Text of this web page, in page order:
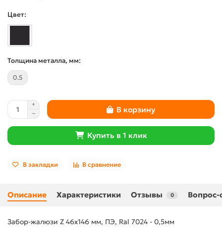
Цвет:
Толщина металла, мм:
0.5
В корзину
Купить в 1 клик
В закладки В сравнение
Описание Характеристики Отзывы 0 Вопрос-
Забор-жалюзи Z 46х146 мм, ПЭ, Ral 7024 - 0,5мм